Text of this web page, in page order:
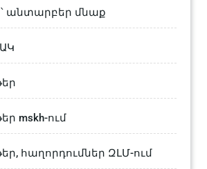
անտարբեր մնաք
mskh-ում
հաղորդումներ ԶԼՄ-ում